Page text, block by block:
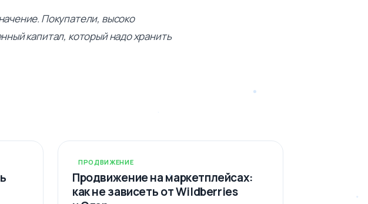
Покупатели, высоко
капитал, который надо хранить
ПРОДВИЖЕНИЕ
Продвижение на маркетплейсах:
как не зависеть от Wildberries